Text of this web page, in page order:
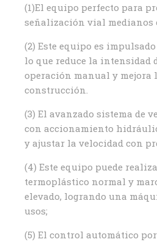
(1)El equipo perfecto para
señalización vial medianos
(2) Este equipo es
lo que reduce la intensidad
operación manual y mejora
construcción.
(3) El avanzado sistema de
con accionamiento
y ajustar la velocidad con
(4) Este equipo puede
termoplástico normal y
elevado, logrando una
usos;
(5) El control automático